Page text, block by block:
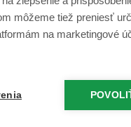
môžeme tiež preniesť
na marketingové